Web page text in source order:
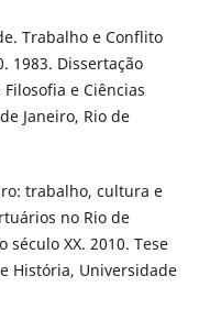
Trabalho e Conflito
1983. Dissertação
e Ciências
Janeiro, Rio de
trabalho, cultura e
no Rio de
século XX. 2010. Tese
História, Universidade